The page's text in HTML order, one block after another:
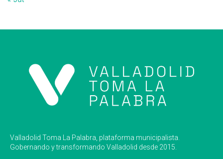
Valladolid Toma La Palabra, plataforma municipalista.
Gobernando y transformando Valladolid desde 2015.